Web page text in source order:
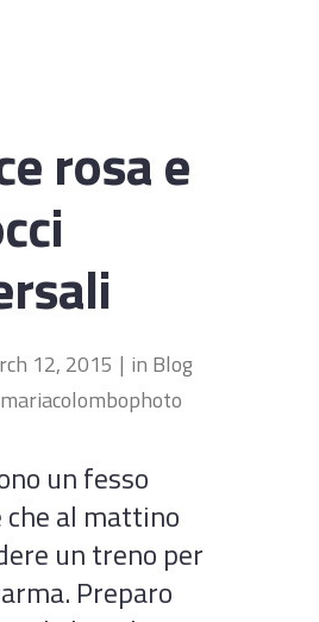
rosa e
12, 2015 in Blog
un fesso
al mattino
un treno per
Preparo